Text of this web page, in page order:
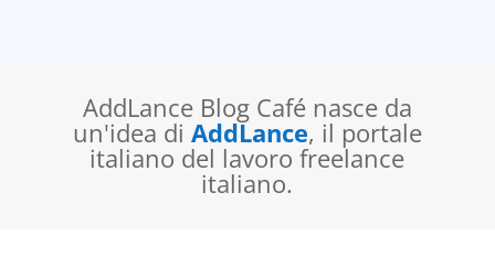
AddLance Blog Café nasce da
un'idea di AddLance, il portale
italiano del lavoro freelance
italiano.